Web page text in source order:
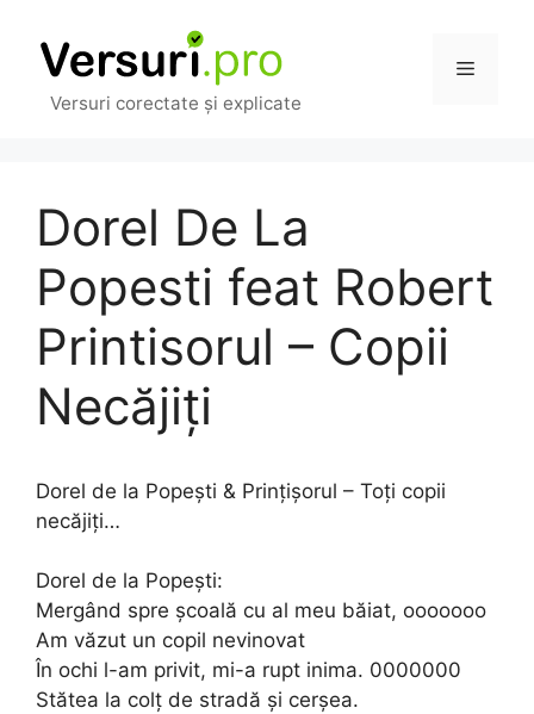
conținut
Versuri corectate și explicate
Meniu
Dorel De La
Popesti feat Robert
Printisorul – Copii
Necăjiți
Dorel de la Popești & Prințișorul – Toți copii
necăjiți…
Dorel de la Popești:
Mergând spre școală cu al meu băiat, ooooooo
Am văzut un copil nevinovat
În ochi l-am privit, mi-a rupt inima. 0000000
Stătea la colț de stradă și cerșea.